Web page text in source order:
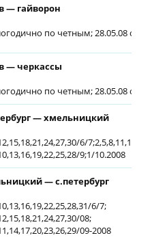
— гайворон
по четным; 28.05.08
— черкассы
по четным; 28.05.08
— хмельницкий
6/
9;1/10.2008
— с.петербург
6/7;
08;
09-2008